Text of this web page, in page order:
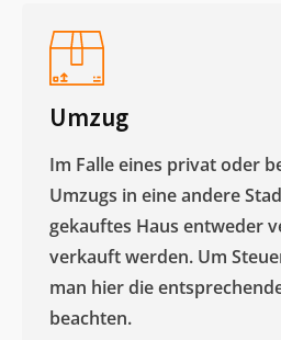
Umzug
Im Falle eines privat oder
Umzugs in eine andere
gekauftes Haus entweder
verkauft werden. Um
man hier die
beachten.